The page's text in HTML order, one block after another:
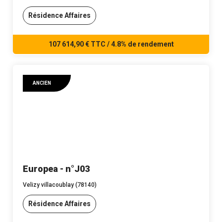
Résidence Affaires
107 614,90 € TTC / 4.8% de rendement
ANCIEN
Europea - n°J03
Velizy villacoublay (78140)
Résidence Affaires